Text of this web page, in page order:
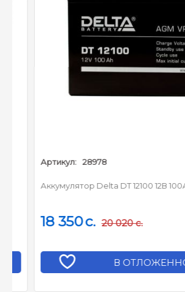
Артикул: 28978
Аккумулятор Delta DT 12100 12В 100А*ч
18 350c. 20 020 c.
В ОТЛОЖЕННОЕ